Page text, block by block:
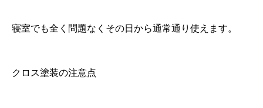
寝室でも全く問題なくその日から通常通り使えます。
クロス塗装の注意点